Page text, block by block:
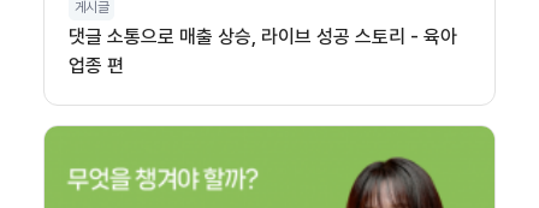
게시글
댓글 소통으로 매출 상승, 라이브 성공 스토리 - 육아
업종 편